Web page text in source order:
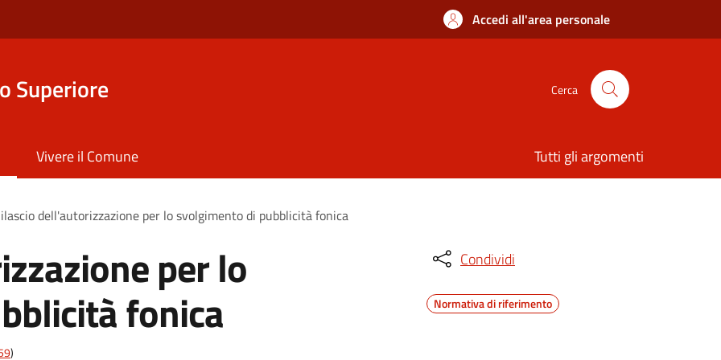
Accedi all'area personale
Superiore Cerca
Vivere il Comune Tutti gli argomenti
dell'autorizzazione per lo svolgimento di pubblicità fonica
per lo
fonica
)
Condividi
Normativa di riferimento